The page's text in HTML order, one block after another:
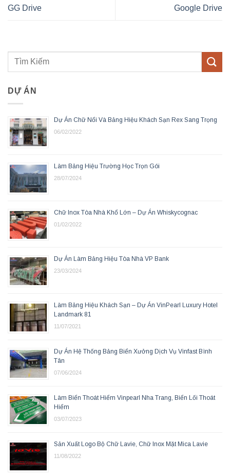
GG Drive Google Drive
DỰ ÁN
Dự Án Chữ Nổi Và Bảng Hiệu Khách Sạn Rex Sang Trọng
06/02/2022
Làm Bảng Hiệu Trường Học Trọn Gói
28/07/2024
Chữ Inox Tòa Nhà Khổ Lớn – Dự Án Whiskycognac
01/02/2022
Dự Án Làm Bảng Hiệu Tòa Nhà VP Bank
23/03/2024
Làm Bảng Hiệu Khách Sạn – Dự Án VinPearl Luxury Hotel
Landmark 81
11/07/2021
Dự Án Hệ Thống Bảng Biển Xưởng Dịch Vụ Vinfast Bình
Tân
07/06/2024
Làm Biển Thoát Hiểm Vinpearl Nha Trang, Biển Lối Thoát
Hiểm
03/07/2023
Sản Xuất Logo Bộ Chữ Lavie, Chữ Inox Mặt Mica Lavie
11/08/2022